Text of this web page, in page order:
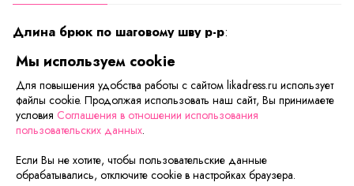
Длина брюк по шаговому шву р-р:
44-46-74 см.,
48-50-78 см.,
52-54-80 см.,
56-58 и далее -82 см.
Сейчас на сайте смотрят
Мы используем cookie
Для повышения удобства работы с сайтом likadress.ru использует
файлы cookie. Продолжая использовать наш сайт, Вы принимаете
условия Соглашения в отношении использования
пользовательских данных.
Если Вы не хотите, чтобы пользовательские данные
обрабатывались, отключите cookie в настройках браузера.